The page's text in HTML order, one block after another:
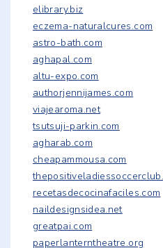
elibrary.biz
eczema-naturalcures.com
astro-bath.com
aghapal.com
altu-expo.com
authorjennijames.com
viajearoma.net
tsutsuji-parkin.com
agharab.com
cheapammousa.com
recetasdecocinafaciles.com
naildesignsidea.net
greatpai.com
paperlanterntheatre.org